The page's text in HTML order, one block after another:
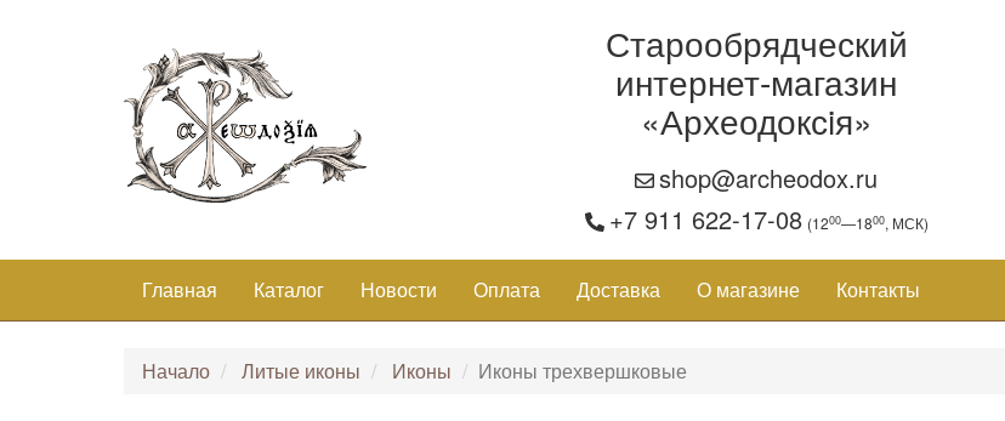
Старообрядческий
интернет-магазин
«Археодоксiя»
shop@archeodox.ru
+7 911 622-17-08 (1200—1800, МСК)
Главная Каталог Новости Оплата Доставка О магазине Контакты
Начало Литые иконы Иконы Иконы трехвершковые